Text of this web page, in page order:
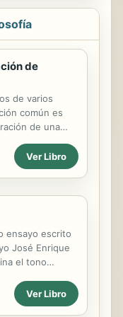
atributos, las
de ser varias.
es este
también, por
tales, no son
sino prestar
multiplicado
titular esta
de
de varios
común es
de una
su
cultura, para
prácticos del
Ver Libro
ensayo escrito
José Enrique
el tono
Está
a la juventud
Ver Libro